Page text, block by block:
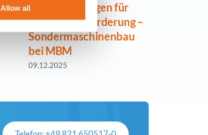
Allow allSmarte Lösungen für
jede Herausforderung –
Sondermaschinenbau
bei MBM
09.12.2025